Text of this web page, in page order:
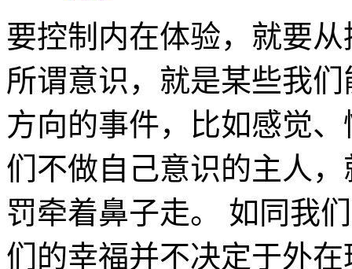
要控制内在体验，就要从
所谓意识，就是某些我
方向的事件，比如感觉
们不做自己意识的主人
罚牵着鼻子走。 如同我
们的幸福并不决定于外在